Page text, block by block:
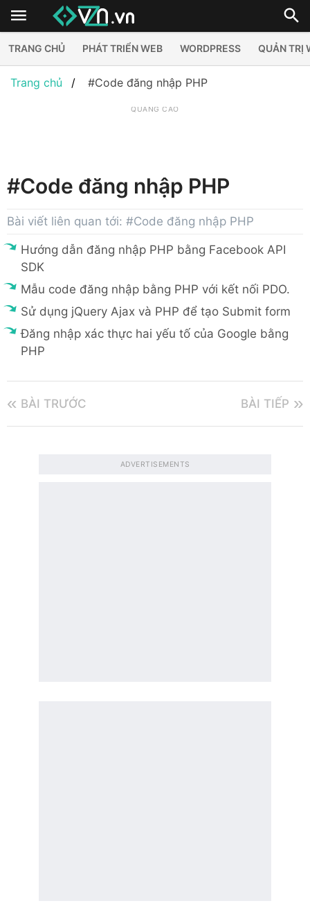
TRANG CHỦ PHÁT TRIỂN WEB WORDPRESS QUẢN TRỊ
Trang chủ #Code đăng nhập PHP
QUẢNG CÁO
#Code đăng nhập PHP
Bài viết liên quan tới: #Code đăng nhập PHP
Hướng dẫn đăng nhập PHP bằng Facebook API
SDK
Mẫu code đăng nhập bằng PHP với kết nối PDO.
Sử dụng jQuery Ajax và PHP để tạo Submit form
Đăng nhập xác thực hai yếu tố của Google bằng
PHP
BÀI TRƯỚC BÀI TIẾP
ADVERTISEMENTS